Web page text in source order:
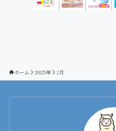
ホーム 2025年 2月